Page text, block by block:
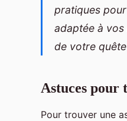
pratiques
adaptée à
de votre
Astuces pour
Pour trouver une